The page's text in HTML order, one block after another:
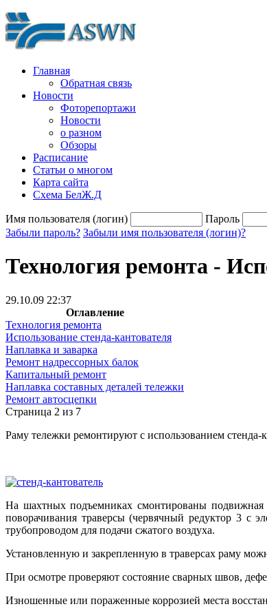
Главная
Обратная связь
Новости
Фоторепортажи
Новости
о разном
Обзоры
Расписание
Статьи о многом
Карта сайта
Схема БелЖ.Д
Имя пользователя (логин)
Пароль
Забыли пароль? Забыли имя пользователя (логин)?
Технология ремонта -
29.10.09 22:37
Оглавление
Технология ремонта
Использование стенда-кантователя
Наплавка и заварка
Ремонт надрессорных балок
Капитальный ремонт
Наплавка составных деталей тележки
Ремонт автосцепки
Страница 2 из 7
Раму тележки ремонтируют с использованием
На шахтных подъемниках смонтированы
поворачивания траверсы (червячный редуктор 3 с
трубопроводом для подачи сжатого воздуха.
Установленную и закрепленную в траверсах раму
При осмотре проверяют состояние сварных швов,
Изношенные или пораженные коррозией места